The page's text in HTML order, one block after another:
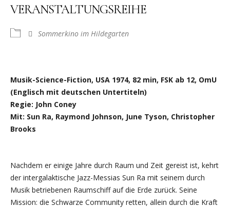
VERANSTALTUNGSREIHE
Sommerkino im Hildegarten
Musik-Science-Fiction, USA 1974, 82 min, FSK ab 12, OmU
(Englisch mit deutschen Untertiteln)
Regie: John Coney
Mit: Sun Ra, Raymond Johnson, June Tyson, Christopher
Brooks
Nachdem er einige Jahre durch Raum und Zeit gereist ist, kehrt
der intergalaktische Jazz-Messias Sun Ra mit seinem durch
Musik betriebenen Raumschiff auf die Erde zurück. Seine
Mission: die Schwarze Community retten, allein durch die Kraft